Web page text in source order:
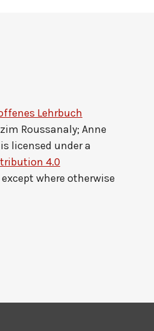
Lehrbuch
Roussanaly; Anne
is licensed under a
4.0
except where otherwise